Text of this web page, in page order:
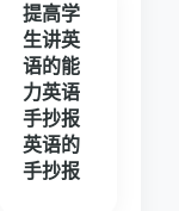
提高学
生讲英
语的能
力英语
手抄报
英语的
手抄报